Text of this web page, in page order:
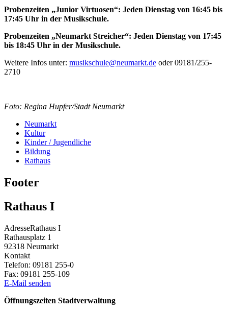
Probenzeiten „Junior Virtuosen“: Jeden Dienstag von 16:45 bis
17:45 Uhr in der Musikschule.
Probenzeiten „Neumarkt Streicher“: Jeden Dienstag von 17:45
bis 18:45 Uhr in der Musikschule.
Weitere Infos unter: musikschule@neumarkt.de oder 09181/255-
2710
Foto: Regina Hupfer/Stadt Neumarkt
Neumarkt
Kultur
Kinder / Jugendliche
Bildung
Rathaus
Footer
Rathaus I
AdresseRathaus I
Rathausplatz 1
92318 Neumarkt
Kontakt
Telefon: 09181 255-0
Fax: 09181 255-109
E-Mail senden
Öffnungszeiten Stadtverwaltung